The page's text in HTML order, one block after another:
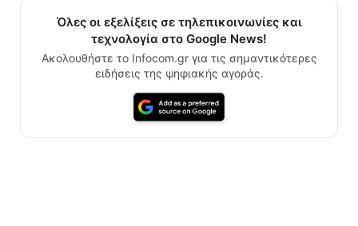
Όλες οι εξελίξεις σε τηλεπικοινωνίες και
τεχνολογία στο Google News!
Ακολουθήστε το Infocom.gr για τις σημαντικότερες
ειδήσεις της ψηφιακής αγοράς.